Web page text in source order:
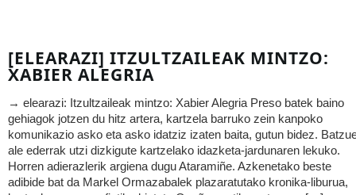
[ELEARAZI] ITZULTZAILEAK MINTZO:
XABIER ALEGRIA
→ elearazi: Itzultzaileak mintzo: Xabier Alegria Preso batek baino
gehiagok jotzen du hitz artera, kartzela barruko zein kanpoko
komunikazio asko eta asko idatziz izaten baita, gutun bidez.
ale ederrak utzi dizkigute kartzelako idazketa-jardunaren lekuko.
Horren adierazlerik argiena dugu Ataramiñe. Azkenetako beste
adibide bat da Markel Ormazabalek plazaratutako kronika-liburua,